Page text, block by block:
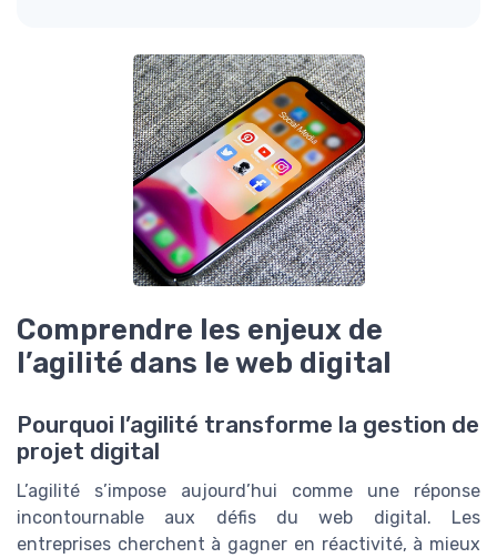
Comprendre les enjeux de
l’agilité dans le web digital
Pourquoi l’agilité transforme la gestion de
projet digital
L’agilité s’impose aujourd’hui comme une réponse
incontournable aux défis du web digital. Les
entreprises cherchent à gagner en réactivité, à mieux